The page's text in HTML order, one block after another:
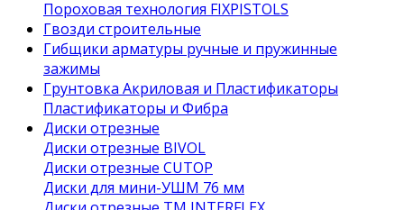
Пороховая технология FIXPISTOLS
Гвозди строительные
Гибщики арматуры ручные и пружинные
зажимы
Грунтовка Акриловая и Пластификаторы
Пластификаторы и Фибра
Диски отрезные
Диски отрезные BIVOL
Диски отрезные CUTOP
Диски для мини-УШМ 76 мм